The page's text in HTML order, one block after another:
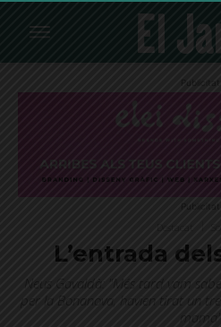
Publicitat
Publicitat
L’entrada
Neus Gavaldà: "Més tard vam
per la Bonanova, havien tirat un
mama"